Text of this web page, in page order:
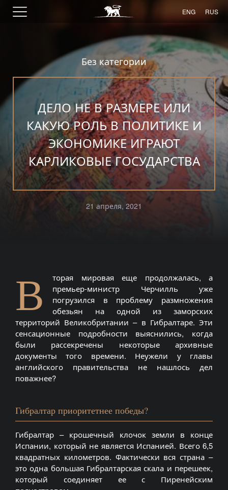
ENG RUS
Без категории
ДЕЛО НЕ В РАЗМЕРЕ ИЛИ
КАКУЮ РОЛЬ В ПОЛИТИКЕ И
ЭКОНОМИКЕ ИГРАЮТ
КАРЛИКОВЫЕ ГОСУДАРСТВА
21 апреля, 2021
В
торая мировая еще продолжалась, а
премьер-министр Черчилль уже
погрузился в проблему размножения
обезьян на одной из заморских
территорий Великобритании – в Гибралтаре. Эти
сенсационные подробности выяснились, когда
были рассекречены некоторые архивные
документы того времени. Неужели у главы
английского правительства не нашлось дел
поважнее?
Гибралтар приоритетнее победы?
Гибралтар – крошечный клочок земли в конце
Испании, который не является Испанией. Всего 6,5
квадратных километров. Фактически вся страна –
это одна большая Гибралтарская скала и перешеек,
который соединяет ее с Пиренейским